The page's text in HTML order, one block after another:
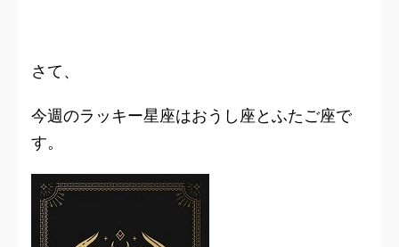
さて、
今週のラッキー星座はおうし座とふたご座で
す。